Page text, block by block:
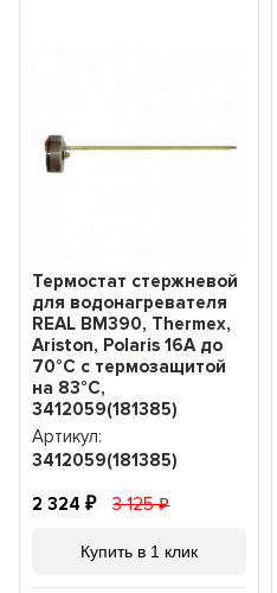
Термостат стержневой
для водонагревателя
REAL BM390, Thermex,
Ariston, Polaris 16A до
70°С с термозащитой
на 83°С,
3412059(181385)
Артикул:
3412059(181385)
2 324 3 125
Купить в 1 клик